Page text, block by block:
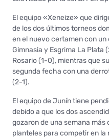
El equipo «Xeneize» que
de los dos últimos torneos
en el nuevo certamen con
Gimnasia y Esgrima La Plata
Rosario (1-0), mientras que
segunda fecha con una
(2-1).
El equipo de Junín tiene
debido a que los dos
gozaron de una semana
planteles para competir en